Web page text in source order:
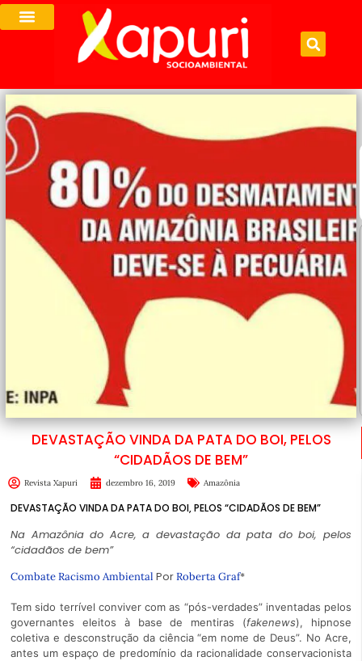
DEVASTAÇÃO VINDA DA PATA DO BOI, PELOS
“CIDADÃOS DE BEM”
Revista Xapuri dezembro 16, 2019 Amazônia
DEVASTAÇÃO VINDA DA PATA DO BOI, PELOS “CIDADÃOS DE BEM”
Na Amazônia do Acre, a devastação da pata do boi, pelos
“cidadãos de bem”
Combate Racismo Ambiental PorRoberta Graf*
Tem sido terrível conviver com as “pós-verdades” inventadas pelos
governantes eleitos à base de mentiras (fakenews), hipnose
coletiva e desconstrução da ciência “em nome de Deus”. No Acre,
antes um espaço de predomínio da racionalidade conservacionista